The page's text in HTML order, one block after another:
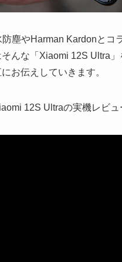
塵やHarman Kardonと
んな「Xiaomi 12S Ultra
お伝えしていきます。
12S Ultraの実機レビ